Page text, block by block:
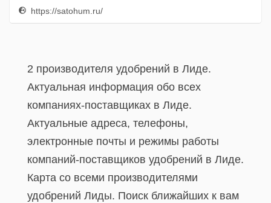
https://satohum.ru/
2 производителя удобрений в Лиде.
Актуальная информация обо всех
компаниях-поставщиках в Лиде.
Актуальные адреса, телефоны,
электронные почты и режимы работы
компаний-поставщиков удобрений в Лиде.
Карта со всеми производителями
удобрений Лиды. Поиск ближайших к вам